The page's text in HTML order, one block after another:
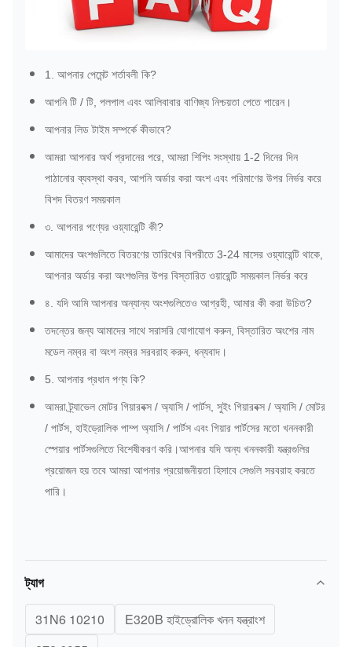
1. আপনার পেমেন্ট শর্তাবলী কি?
আপনি টি / টি, পলপাল এবং আলিবাবার বাণিজ্য নিশ্চয়তা পেতে পারেন।
আপনার লিড টাইম সম্পর্কে কীভাবে?
আমরা আপনার অর্থ প্রদানের পরে, আমরা শিপিং সংস্থায় 1-2 দিনের দিন
পাঠানোর ব্যবস্থা করব, আপনি অর্ডার করা অংশ এবং পরিমাণের উপর নির্ভর করে
বিশদ বিতরণ সময়কাল
৩. আপনার পণ্যের ওয়্যারেন্টি কী?
আমাদের অংশগুলিতে বিতরণের তারিখের বিপরীতে 3-24 মাসের ওয়্যারেন্টি থাকে,
আপনার অর্ডার করা অংশগুলির উপর বিস্তারিত ওয়ারেন্টি সময়কাল নির্ভর করে
৪. যদি আমি আপনার অন্যান্য অংশগুলিতেও আগ্রহী, আমার কী করা উচিত?
তদন্তের জন্য আমাদের সাথে সরাসরি যোগাযোগ করুন, বিস্তারিত অংশের নাম
মডেল নম্বর বা অংশ নম্বর সরবরাহ করুন, ধন্যবাদ।
5. আপনার প্রধান পণ্য কি?
আমরা ট্র্যাভেল মোটর গিয়ারবক্স / অ্যাসি / পার্টস, সুইং গিয়ারবক্স / অ্যাসি / মোটর
/ পার্টস, হাইড্রোলিক পাম্প অ্যাসি / পার্টস এবং গিয়ার পার্টসের মতো খননকারী
স্পেয়ার পার্টসগুলিতে বিশেষীকরণ করি।আপনার যদি অন্য খননকারী যন্ত্রগুলির
প্রয়োজন হয় তবে আমরা আপনার প্রয়োজনীয়তা হিসাবে সেগুলি সরবরাহ করতে
পারি।
ট্যাগ
31N6 10210
E320B হাইড্রোলিক খনন যন্ত্রাংশ